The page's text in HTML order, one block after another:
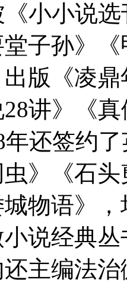
小小说
子孙》
版《凌
讲》《真
年还签约
》《石
物语》
小说经典
主编法